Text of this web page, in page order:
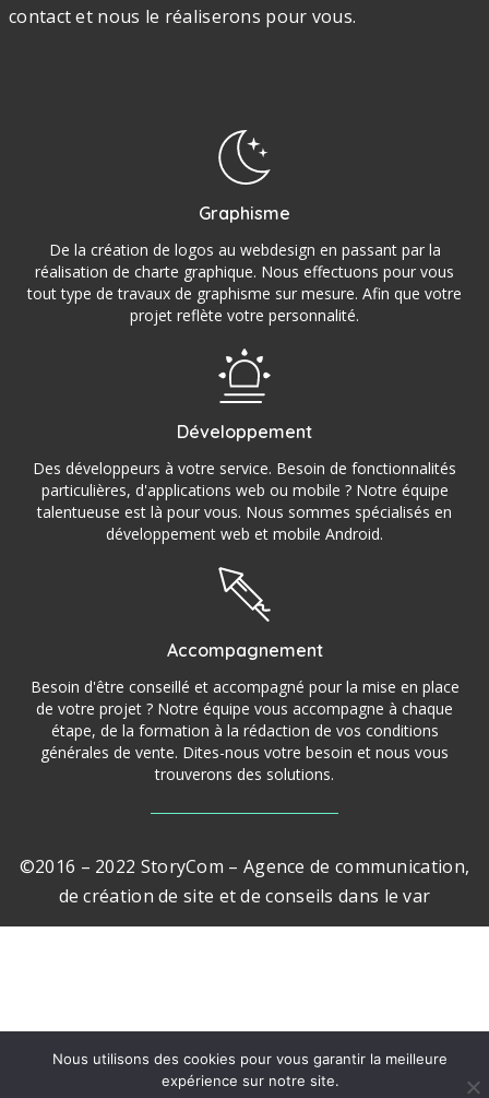
contact et nous le réaliserons pour vous.
Graphisme
De la création de logos au webdesign en passant par la
réalisation de charte graphique. Nous effectuons pour vous
tout type de travaux de graphisme sur mesure. Afin que votre
projet reflète votre personnalité.
Développement
Des développeurs à votre service. Besoin de fonctionnalités
particulières, d'applications web ou mobile ? Notre équipe
talentueuse est là pour vous. Nous sommes spécialisés en
développement web et mobile Android.
Accompagnement
Besoin d'être conseillé et accompagné pour la mise en place
de votre projet ? Notre équipe vous accompagne à chaque
étape, de la formation à la rédaction de vos conditions
générales de vente. Dites-nous votre besoin et nous vous
trouverons des solutions.
©2016 – 2022 StoryCom – Agence de communication,
de création de site et de conseils dans le var
Nous utilisons des cookies pour vous garantir la meilleure
expérience sur notre site.